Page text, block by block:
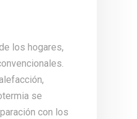
los hogares,
se
con los